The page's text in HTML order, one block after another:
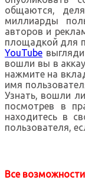
общаются,
миллиарды
авторов и
площадкой для
YouTube
вошли вы в
нажмите на
имя
Узнать, вошли
посмотрев в
находитесь в
пользователя,
Все